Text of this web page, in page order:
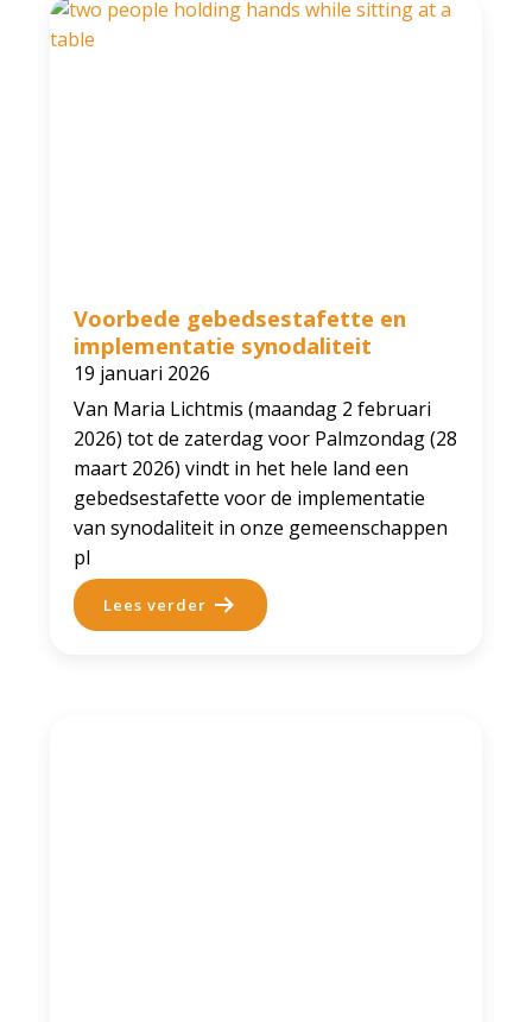
Voorbede gebedsestafette en
implementatie synodaliteit
19 januari 2026
Van Maria Lichtmis (maandag 2 februari
2026) tot de zaterdag voor Palmzondag (28
maart 2026) vindt in het hele land een
gebedsestafette voor de implementatie
van synodaliteit in onze gemeenschappen
pl
Lees verder